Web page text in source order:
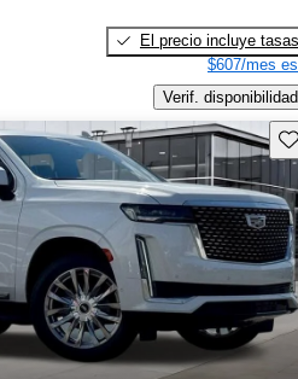
El precio incluye tasas
$607/mes
Verif. disponibilidad